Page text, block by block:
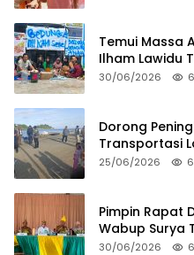
Temui Massa
Ilham Lawidu
Persoalan
30/06/2026
Dorong
Transportasi
Tinjau
25/06/2026
Pimpin Rapat
Wabup Surya
Tanggung
30/06/2026